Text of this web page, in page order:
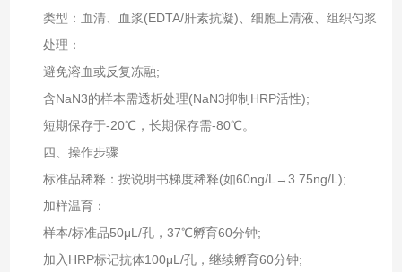
类型‌：血清、血浆(EDTA/肝素抗凝)、细胞上清液、组织匀浆
处理‌：
避免溶血或反复冻融;
含NaN3的样本需透析处理(NaN3抑制HRP活性);
短期保存于-20℃，长期保存需-80℃。
四、操作步骤‌
标准品稀释‌：按说明书梯度稀释(如60ng/L→3.75ng/L);
加样温育‌：
样本/标准品50μL/孔，37℃孵育60分钟;
加入HRP标记抗体100μL/孔，继续孵育60分钟;